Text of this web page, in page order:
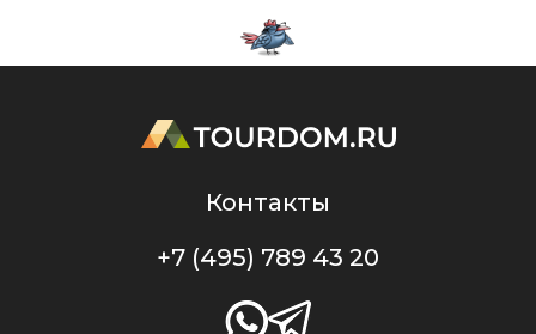
Контакты
+7 (495) 789 43 20